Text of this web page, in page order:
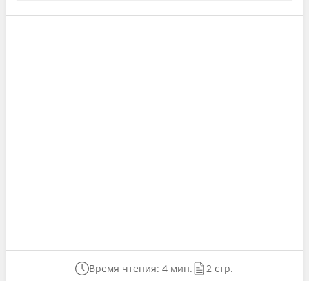
Время чтения: 4 мин. 2 стр.